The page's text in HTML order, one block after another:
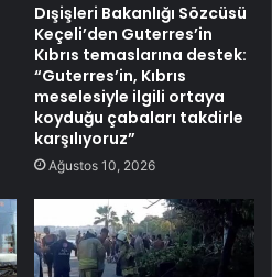
Dışişleri Bakanlığı Sözcüsü
Keçeli’den Guterres’in
Kıbrıs temaslarına destek:
“Guterres’in, Kıbrıs
meselesiyle ilgili ortaya
koyduğu çabaları takdirle
karşılıyoruz”
Ağustos 10, 2026